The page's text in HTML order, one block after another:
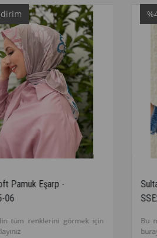
Sultan Soft Pamuk Eşarp -
Bu modelin tüm renklerini görmek
%42 İndirim